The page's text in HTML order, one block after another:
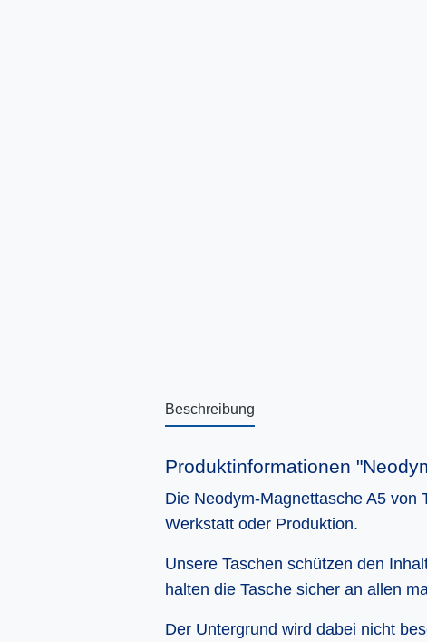
Beschreibung
Produktinformationen
Die Neodym-Magnettasche A5 von
Werkstatt oder Produktion.
Unsere Taschen schützen den
halten die Tasche sicher an allen
Der Untergrund wird dabei nicht